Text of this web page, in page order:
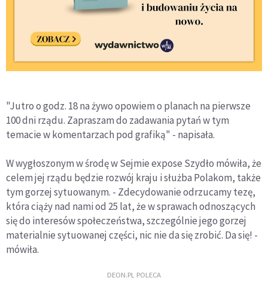
"Jutro o godz. 18 na żywo opowiem o planach na pierwsze
100 dni rządu. Zapraszam do zadawania pytań w tym
temacie w komentarzach pod grafiką" - napisała.
W wygłoszonym w środę w Sejmie expose Szydło mówiła, że
celem jej rządu będzie rozwój kraju i służba Polakom, także
tym gorzej sytuowanym. - Zdecydowanie odrzucamy tezę,
która ciąży nad nami od 25 lat, że w sprawach odnoszących
się do interesów społeczeństwa, szczególnie jego gorzej
materialnie sytuowanej części, nic nie da się zrobić. Da się! -
mówiła.
DEON.PL POLECA